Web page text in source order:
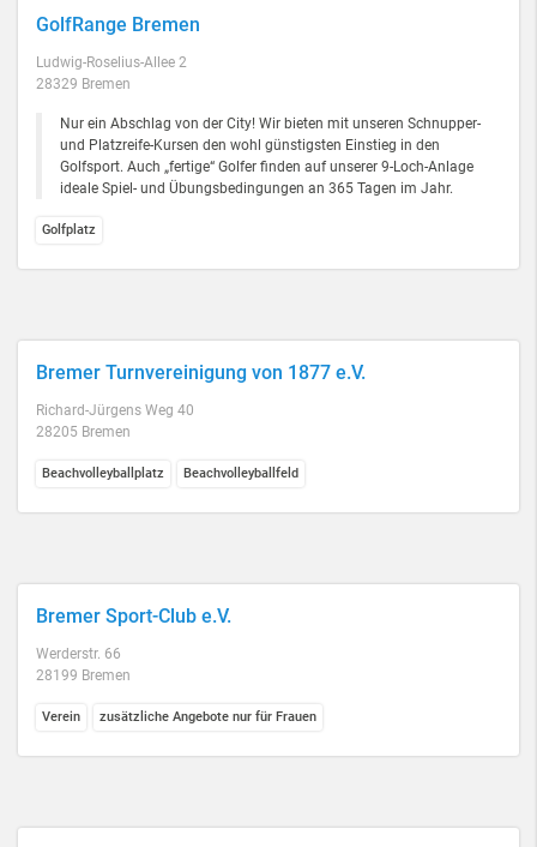
GolfRange Bremen
Ludwig-Roselius-Allee 2
28329 Bremen
Nur ein Abschlag von der City! Wir bieten mit unseren Schnupper-
und Platzreife-Kursen den wohl günstigsten Einstieg in den
Golfsport. Auch „fertige“ Golfer finden auf unserer 9-Loch-Anlage
ideale Spiel- und Übungsbedingungen an 365 Tagen im Jahr.
Golfplatz
Bremer Turnvereinigung von 1877 e.V.
Richard-Jürgens Weg 40
28205 Bremen
Beachvolleyballplatz Beachvolleyballfeld
Bremer Sport-Club e.V.
Werderstr. 66
28199 Bremen
Verein zusätzliche Angebote nur für Frauen